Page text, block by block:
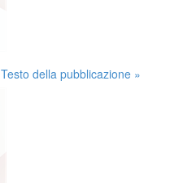
Testo della pubblicazione »